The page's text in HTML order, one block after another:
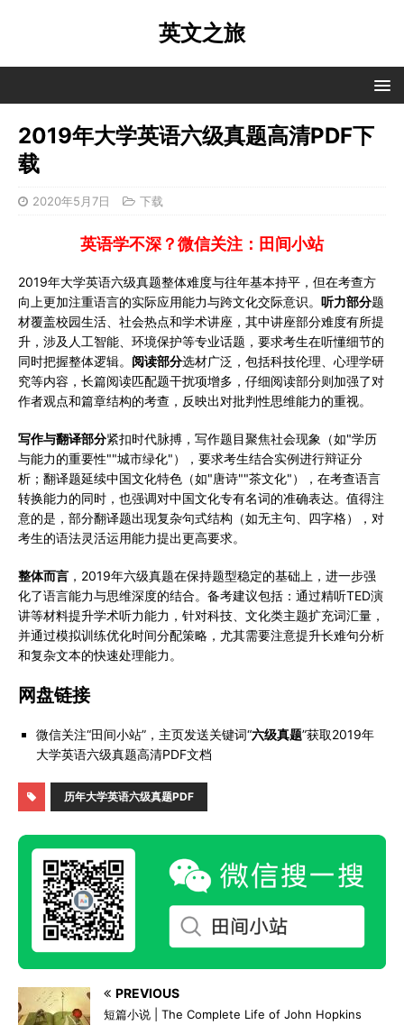
英文之旅
2019年大学英语六级真题高清PDF下
载
2020年5月7日 下载
英语学不深？微信关注：田间小站
2019年大学英语六级真题整体难度与往年基本持平，但在考查方
向上更加注重语言的实际应用能力与跨文化交际意识。 听力部分题
材覆盖校园生活、社会热点和学术讲座，其中讲座部分难度有所提
升，涉及人工智能、环境保护等专业话题，要求考生在听懂细节的
同时把握整体逻辑。 阅读部分选材广泛，包括科技伦理、心理学研
究等内容，长篇阅读匹配题干扰项增多，仔细阅读部分则加强了对
作者观点和篇章结构的考查，反映出对批判性思维能力的重视。
写作与翻译部分紧扣时代脉搏，写作题目聚焦社会现象（如"学历
与能力的重要性""城市绿化"），要求考生结合实例进行辩证分
析；翻译题延续中国文化特色（如"唐诗""茶文化"），在考查语言
转换能力的同时，也强调对中国文化专有名词的准确表达。值得注
意的是，部分翻译题出现复杂句式结构（如无主句、四字格），对
考生的语法灵活运用能力提出更高要求。
整体而言 ，2019年六级真题在保持题型稳定的基础上，进一步强
化了语言能力与思维深度的结合。备考建议包括：通过精听TED演
讲等材料提升学术听力能力，针对科技、文化类主题扩充词汇量，
并通过模拟训练优化时间分配策略，尤其需要注意提升长难句分析
和复杂文本的快速处理能力。
网盘链接
微信关注“田间小站”，主页发送关键词“六级真题”获取2019年
大学英语六级真题高清PDF文档
历年大学英语六级真题PDF
PREVIOUS
短篇小说 | The Complete Life of John Hopkins